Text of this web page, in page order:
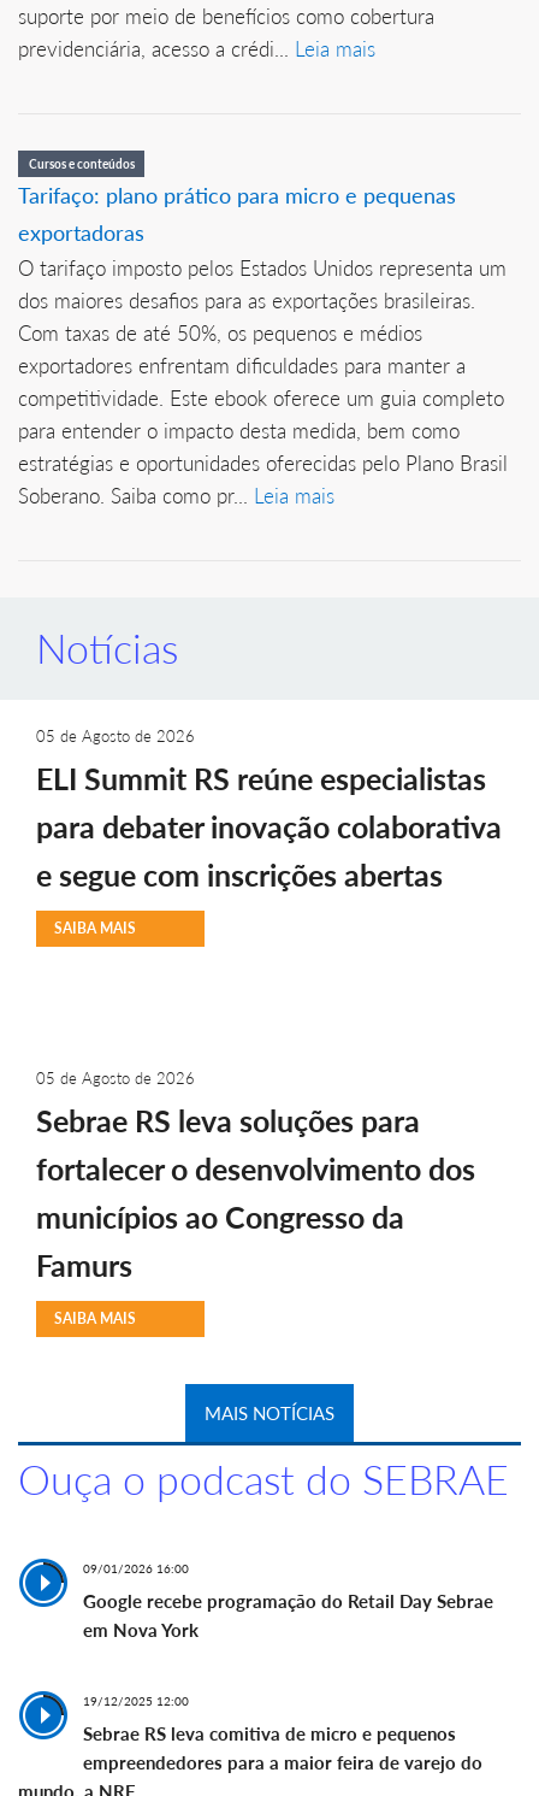
suporte por meio de benefícios como cobertura
previdenciária, acesso a crédi... Leia mais
Cursos e conteúdos
Tarifaço: plano prático para micro e pequenas
exportadoras
O tarifaço imposto pelos Estados Unidos representa um
dos maiores desafios para as exportações brasileiras.
Com taxas de até 50%, os pequenos e médios
exportadores enfrentam dificuldades para manter a
competitividade. Este ebook oferece um guia completo
para entender o impacto desta medida, bem como
estratégias e oportunidades oferecidas pelo Plano Brasil
Soberano. Saiba como pr... Leia mais
Notícias
05 de Agosto de 2026
ELI Summit RS reúne especialistas
para debater inovação colaborativa
e segue com inscrições abertas
SAIBA MAIS
05 de Agosto de 2026
Sebrae RS leva soluções para
fortalecer o desenvolvimento dos
municípios ao Congresso da
Famurs
SAIBA MAIS
MAIS NOTÍCIAS
Ouça o podcast do SEBRAE
09/01/2026 16:00
Google recebe programação do Retail Day Sebrae
em Nova York
19/12/2025 12:00
Sebrae RS leva comitiva de micro e pequenos
empreendedores para a maior feira de varejo do
mundo, a NRF